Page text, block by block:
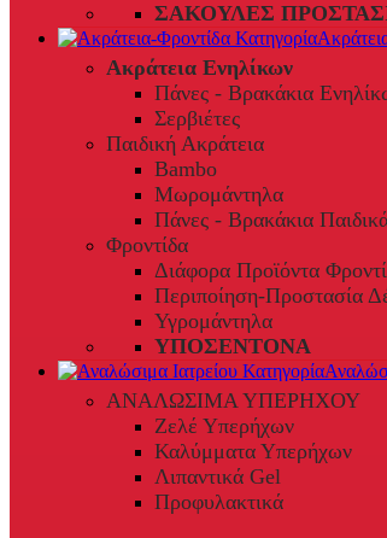
ΣΑΚΟΎΛΕΣ
Ακράτεια Ενηλίκων
Πάνες - Βρακάκια
Σερβιέτες
Παιδική Ακράτεια
Bambo
Μωρομάντηλα
Πάνες - Βρακάκια
Φροντίδα
Διάφορα Προϊόντα
Περιποίηση-Προστασία
Υγρομάντηλα
ΥΠΟΣΕΝΤΟΝΑ
ΑΝΑΛΩΣΙΜΑ ΥΠΕΡΗΧΟΥ
Ζελέ Υπερήχων
Καλύμματα Υπερήχων
Λιπαντικά Gel
Προφυλακτικά